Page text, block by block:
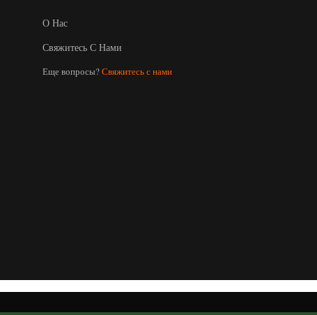
О Нас
Свяжитесь С Нами
Еще вопросы?Свяжитесь с нами
French